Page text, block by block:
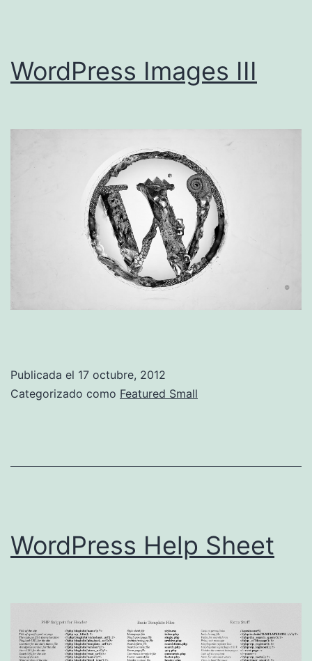
WordPress Images III
Publicada el 17 octubre, 2012
Categorizado como Featured Small
WordPress Help Sheet